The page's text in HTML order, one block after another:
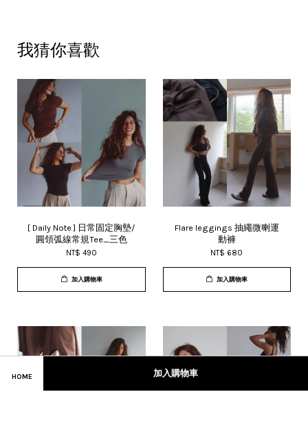
HOME 加入購物車
我猜你喜歡
[ Daily Note ] 日常固定胸墊/
圓領弧線常規Tee_三色
NT$ 490
加入購物車
Flare leggings 抽繩微喇運
動褲
NT$ 680
加入購物車